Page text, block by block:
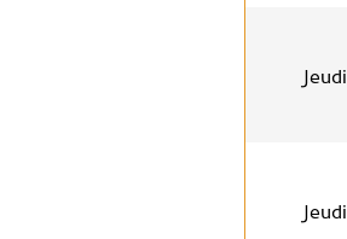
Jeudi
Jeudi